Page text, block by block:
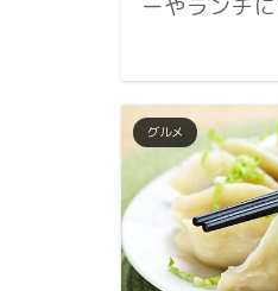
ーやランチ
グルメ